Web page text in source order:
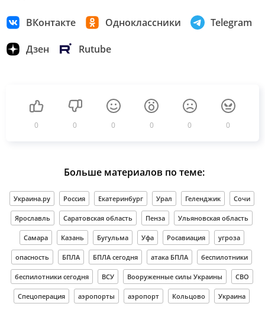
ВКонтакте Одноклассники Telegram
Дзен Rutube
0 0 0 0 0 0
Больше материалов по теме:
Украина.ру Россия Екатеринбург Урал Геленджик Сочи
Ярославль Саратовская область Пенза Ульяновская область
Самара Казань Бугульма Уфа Росавиация угроза
опасность БПЛА БПЛА сегодня атака БПЛА беспилотники
беспилотники сегодня ВСУ Вооруженные силы Украины СВО
Спецоперация аэропорты аэропорт Кольцово Украина